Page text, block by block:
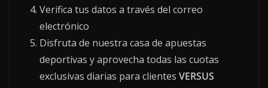
Verifica tus datos a través del correo
electrónico
Disfruta de nuestra casa de apuestas
deportivas y aprovecha todas las cuotas
exclusivas diarias para clientes VERSUS